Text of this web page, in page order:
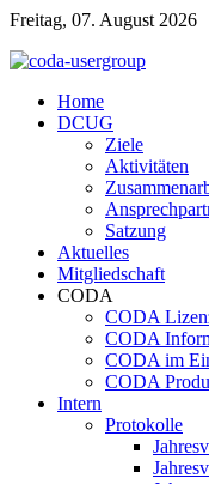
Freitag, 07. August 2026
Home
DCUG
Ziele
Aktivitäten
Satzung
Aktuelles
Mitgliedschaft
CODA
CODA
CODA
CODA im
CODA
Intern
Protokolle